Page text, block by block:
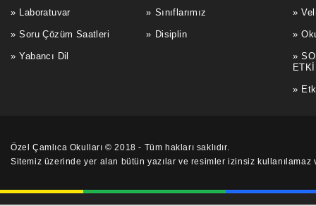
Laboratuvar Sınıflarımız
Soru Çözüm Saatleri Disiplin
Yabancı Dil
Özel Çamlıca Okulları © 2018 - Tüm hakları saklıdır.
Sitemiz üzerinde yer alan bütün yazılar ve resimler izinsiz kullanılamaz